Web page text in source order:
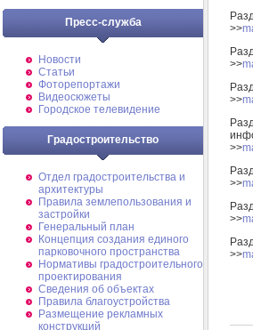
Пресс-служба
Новости
Статьи
Фоторепортажи
Видеосюжеты
Городское телевидение
Градостроительство
Отдел градостроительства и
архитектуры
Правила землепользования и
застройки
Генеральный план
Концепция создания единого
парковочного пространства
Нормативы градостроительного
проектирования
Сведения об объектах
Правила благоустройства
Размещение рекламных
конструкций
>>
>>
>>
>>
>>
>>
>>